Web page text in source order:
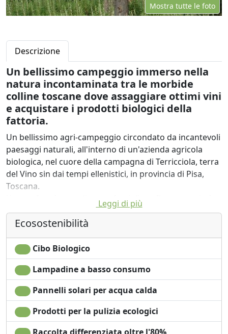
Mostra tutte le foto
Descrizione
Un bellissimo campeggio immerso nella
natura incontaminata tra le morbide
colline toscane dove assaggiare ottimi vini
e acquistare i prodotti biologici della
fattoria.
Un bellissimo agri-campeggio circondato da incantevoli
paesaggi naturali, all'interno di un'azienda agricola
biologica, nel cuore della campagna di Terricciola, terra
del Vino sin dai tempi ellenistici, in provincia di Pisa,
Toscana.
L'atmosfera è accogliente e famigliare. Il campeggio è
pensato per offrire un'immersione totale nei profumi,
nei suoni e nei colori della natura.
Ciascuna piazzola (di 60 mq) può ospitare una o più
tende, a vostra scelta, ed è delimitata da siepi
profumate di erbe aromatiche, rosmarino, mirto,
lentisco e alloro.
Potrete acquistare i prodotti locali della fattoria e
osservare i cavalli.
A disposizione degli ospiti uno spazio comune,
all'interno di una grande tenda africana, con tavoli e
Leggi di più
Ecosostenibilità
Cibo Biologico
Lampadine a basso consumo
Pannelli solari per acqua calda
Prodotti per la pulizia ecologici